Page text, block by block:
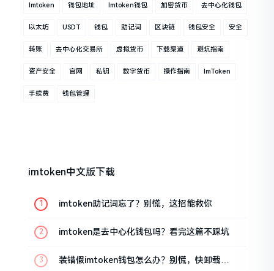
Imtoken 钱包地址 Imtoken钱包 加密货币 去中心化钱包
以太坊 USDT 钱包 助记词 区块链 钱包安全 安全
转账 去中心化交易所 虚拟货币 下载渠道 避坑指南
资产安全 官网 私钥 数字货币 操作指南 ImToken
手续费 钱包管理
imtoken中文版下载
imtoken助记词忘了？别慌，这招能救你
imtoken是去中心化钱包吗？看完这篇不踩坑
装错假imtoken钱包怎么办？别慌，快卸载，